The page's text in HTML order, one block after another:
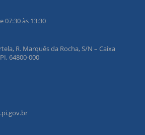
07:30 às 13:30
R. Marquês da Rocha, S/N – Caixa
64800-000